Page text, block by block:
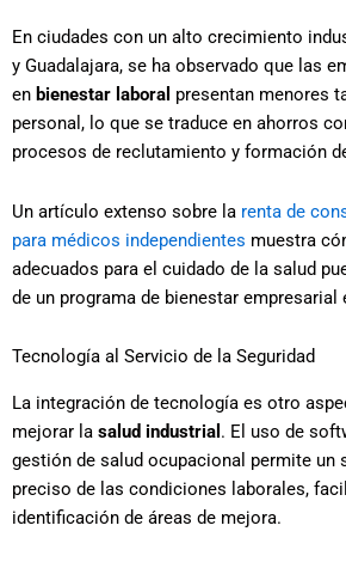
En ciudades con un alto crecimiento
y Guadalajara, se ha observado que las
en bienestar laboral presentan menores
personal, lo que se traduce en ahorros
procesos de reclutamiento y formación
Un artículo extenso sobre la renta de
para médicos independientes muestra
adecuados para el cuidado de la salud
de un programa de bienestar empresarial
Tecnología al Servicio de la Seguridad
La integración de tecnología es otro
mejorar la salud industrial . El uso de
gestión de salud ocupacional permite un
preciso de las condiciones laborales,
identificación de áreas de mejora.